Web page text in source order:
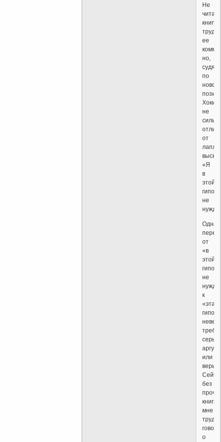
Не
читая
книгу,
ее
но,
судя
по
не
от
«Я
в
этой
не
от
«в
этой
не
к
«эта
или
веры.
без
книги,
мне
о